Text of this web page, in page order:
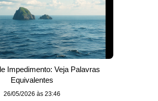
Impedimento: Veja Palavras
Equivalentes
26/05/2026 às 23:46